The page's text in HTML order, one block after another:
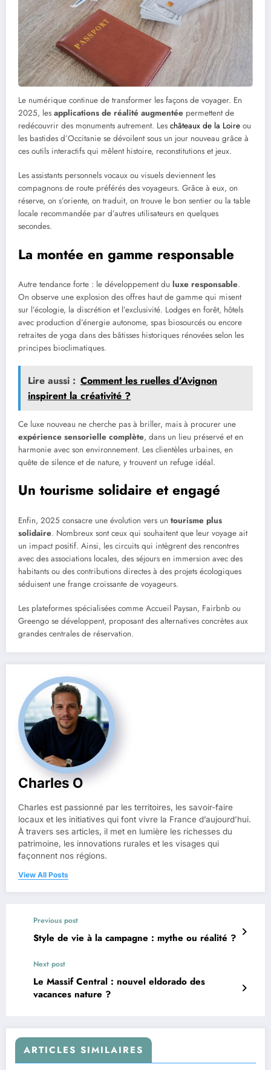
Le numérique continue de transformer les façons de voyager. En
2025, les applications de réalité augmentée permettent de
redécouvrir des monuments autrement. Les châteaux de la Loire ou
les bastides d’Occitanie se dévoilent sous un jour nouveau grâce à
ces outils interactifs qui mêlent histoire, reconstitutions et jeux.
Les assistants personnels vocaux ou visuels deviennent les
compagnons de route préférés des voyageurs. Grâce à eux, on
réserve, on s’oriente, on traduit, on trouve le bon sentier ou la table
locale recommandée par d’autres utilisateurs en quelques
secondes.
La montée en gamme responsable
Autre tendance forte : le développement du luxe responsable.
On observe une explosion des offres haut de gamme qui misent
sur l’écologie, la discrétion et l’exclusivité. Lodges en forêt, hôtels
avec production d’énergie autonome, spas biosourcés ou encore
retraites de yoga dans des bâtisses historiques rénovées selon les
principes bioclimatiques.
Lire aussi : Comment les ruelles d’Avignon
inspirent la créativité ?
Ce luxe nouveau ne cherche pas à briller, mais à procurer une
expérience sensorielle complète, dans un lieu préservé et en
harmonie avec son environnement. Les clientèles urbaines, en
quête de silence et de nature, y trouvent un refuge idéal.
Un tourisme solidaire et engagé
Enfin, 2025 consacre une évolution vers un tourisme plus
solidaire. Nombreux sont ceux qui souhaitent que leur voyage ait
un impact positif. Ainsi, les circuits qui intègrent des rencontres
avec des associations locales, des séjours en immersion avec des
habitants ou des contributions directes à des projets écologiques
séduisent une frange croissante de voyageurs.
Les plateformes spécialisées comme Accueil Paysan, Fairbnb ou
Greengo se développent, proposant des alternatives concrètes aux
grandes centrales de réservation.
Charles O
Charles est passionné par les territoires, les savoir-faire
locaux et les initiatives qui font vivre la France d’aujourd’hui.
À travers ses articles, il met en lumière les richesses du
patrimoine, les innovations rurales et les visages qui
façonnent nos régions.
View All Posts
Previous post
Style de vie à la campagne : mythe ou réalité ?
Next post
Le Massif Central : nouvel eldorado des
vacances nature ?
ARTICLES SIMILAIRES